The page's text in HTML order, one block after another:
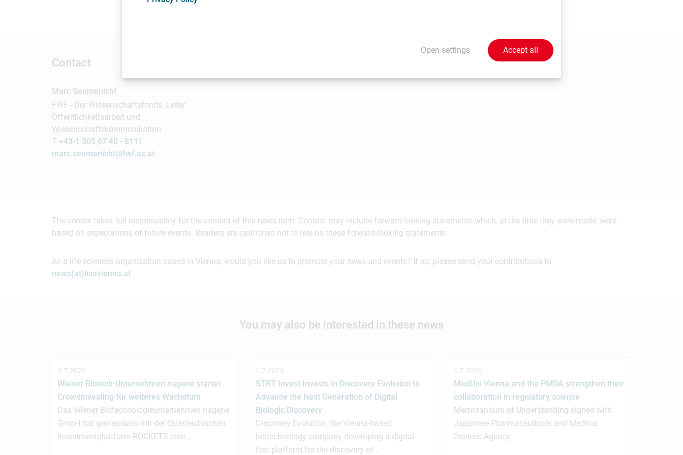
Contact
Marc Seumenicht
FWF - Der Wissenschaftsfonds, Leiter
Öffentlichkeitsarbeit und
Wissenschaftskommunikation
T +43-1 505 67 40 - 8111
marc.seumenicht@fwf.ac.at
The sender takes full responsibility for the content of this news item. Content may include forward-looking statements which, at the time they were made, were
based on expectations of future events. Readers are cautioned not to rely on these forward-looking statements.
As a life sciences organization based in Vienna, would you like us to promote your news and events? If so, please send your contributions to
news(at)lisavienna.at.
You may also be interested in these news
3.7.2026
Wiener Biotech-Unternehmen nagene startet
Crowdinvesting für weiteres Wachstum
Das Wiener Biotechnologieunternehmen nagene
GmbH hat gemeinsam mit der österreichischen
Investmentplattform ROCKETS eine…
1.7.2026
STRT Invest Invests in Discovery Evolution to
Advance the Next Generation of Digital
Biologic Discovery
Discovery Evolution, the Vienna-based
biotechnology company developing a digital-
first platform for the discovery of…
1.7.2026
MedUni Vienna and the PMDA strengthen their
collaboration in regulatory science
Memorandum of Understanding signed with
Japanese Pharmaceuticals and Medical
Devices Agency
Open settings Accept all